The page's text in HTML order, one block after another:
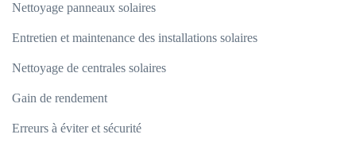
Nettoyage panneaux solaires
Entretien et maintenance des installations solaires
Nettoyage de centrales solaires
Gain de rendement
Erreurs à éviter et sécurité